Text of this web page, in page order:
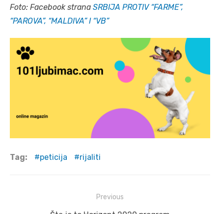
Foto: Facebook strana SRBIJA PROTIV “FARME”,
“PAROVA”, “MALDIVA” I “VB”
Tag: peticija rijaliti
Previous